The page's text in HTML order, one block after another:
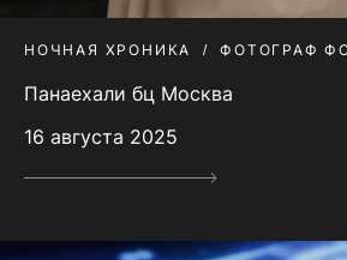
НОЧНАЯ ХРОНИКА ФОТОГРАФ
Панаехали бц Москва
16 августа 2025